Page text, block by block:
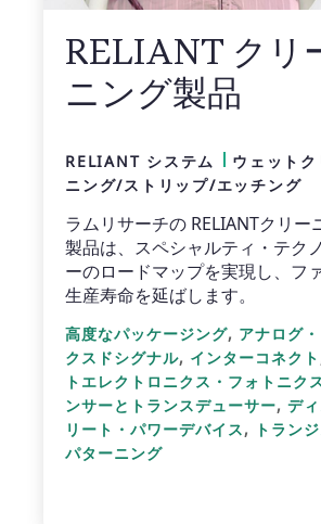
RELIANT クリ
ニング製品
RELIANT システム
ウェットク
ニング/ストリップ/エッチング
ラムリサーチの RELIANTクリー
製品は、スペシャルティ・テク
ーのロードマップを実現し、フ
生産寿命を延ばします。
高度なパッケージング, アナログ
クスドシグナル, インターコネクト
トエレクトロニクス・フォトニク
ンサーとトランスデューサー, デ
リート・パワーデバイス, トラン
パターニング